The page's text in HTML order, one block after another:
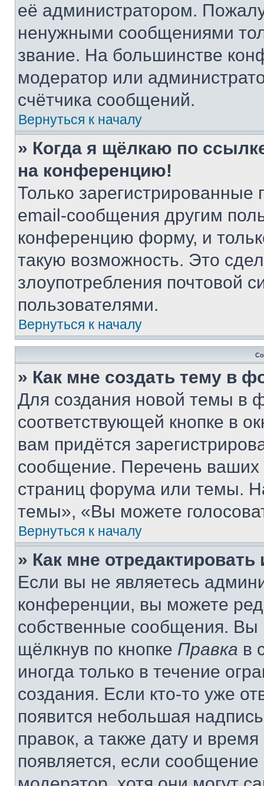
её администратором.
ненужными сообщениями
звание. На большинстве
модератор или
счётчика сообщений.
Вернуться к началу
» Когда я щёлкаю по
на конференцию!
Только зарегистрированные
email-сообщения другим
конференцию форму, и
такую возможность. Это
злоупотребления почтовой
пользователями.
Вернуться к началу
» Как мне создать тему в
Для создания новой темы в
соответствующей кнопке в
вам придётся
сообщение. Перечень ваших
страниц форума или темы.
темы», «Вы можете
Вернуться к началу
» Как мне
Если вы не являетесь
конференции, вы можете
собственные сообщения. Вы
щёлкнув по кнопке Правка в
иногда только в течение
создания. Если кто-то уже
появится небольшая
правок, а также дату и
появляется, если